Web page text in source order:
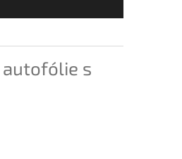
s